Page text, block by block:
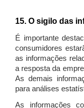
15. O sigilo das
É importante
consumidores
as informações
a resposta da
As demais
para análises
As informações